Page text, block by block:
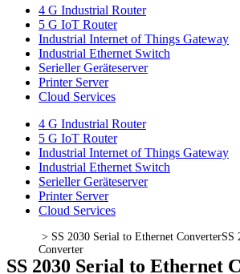
4 G Industrial Router
5 G IoT Router
Industrial Internet of Things Gateway
Industrial Ethernet Switch
Serieller Geräteserver
Printer Server
Cloud Services
4 G Industrial Router
5 G IoT Router
Industrial Internet of Things Gateway
Industrial Ethernet Switch
Serieller Geräteserver
Printer Server
Cloud Services
> SS 2030 Serial to Ethernet ConverterSS
Converter
SS 2030 Serial to Ethernet